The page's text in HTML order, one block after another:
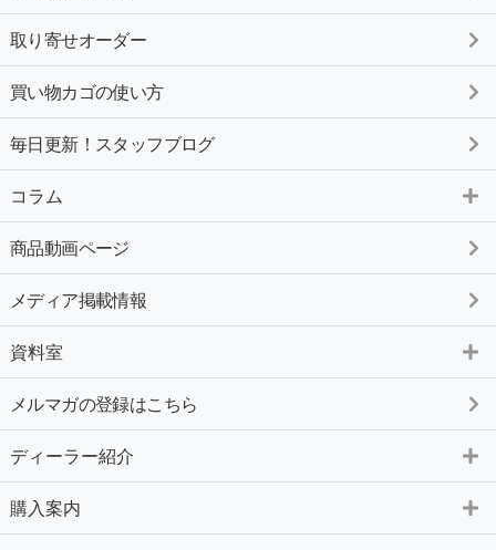
取り寄せオーダー
買い物カゴの使い方
毎日更新！スタッフブログ
コラム
商品動画ページ
メディア掲載情報
資料室
メルマガの登録はこちら
ディーラー紹介
購入案内